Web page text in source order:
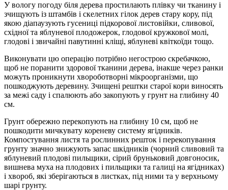
У вологу погоду біля дерева простилають плівку чи тканину і
зчищують із штамбів і скелетних гілок дерев стару кору, під
якою діапаузують гусениці підкорової листовійки, сливової,
східної та яблуневої плодожерок, глодової кружкової молі,
глодові і звичайні павутинні кліщі, яблуневі квіткоїди тощо.
Виконувати цю операцію потрібно негострою скребачкою,
щоб не поранити здорової тканини дерева, інакше через ранки
можуть проникнути хвороботворні мікроорганізми, що
пошкоджують деревину. Зчищені рештки старої кори виносять
за межі саду і спалюють або закопують у грунт на глибину 40
см.
Грунт обережно перекопують на глибину 10 см, щоб не
пошкодити мичкувату кореневу систему ягідників.
Компостування листя та рослинних решток і перекопування
грунту значно знижують запас шкідників (чорний сливовий та
яблуневий плодові пильщики, сірий бруньковий довгоносик,
вишнева муха на плодових і пильщики та галиці на ягідниках)
і хвороб, які зберігаються в листках, під ними та у верхньому
шарі грунту.